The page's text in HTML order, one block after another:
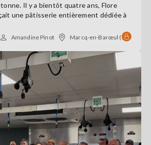
Il y a bientôt quatre ans, Flore
une pâtisserie entièrement dédiée à
Amandine Pinot Marcq-en-Barœul (59)